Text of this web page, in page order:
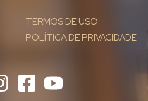
TERMOS DE USO
POLÍTICA DE PRIVACIDADE